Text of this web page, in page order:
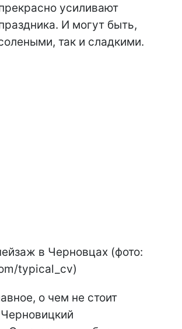
усиливают
И могут быть,
так и сладкими.
в Черновцах (фото:
typical_cv)
о чем не стоит